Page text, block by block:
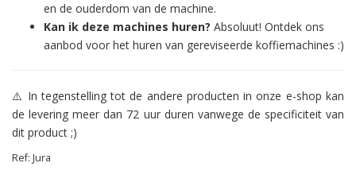
en de ouderdom van de machine.
Kan ik deze machines huren? Absoluut! Ontdek ons
aanbod voor het huren van gereviseerde koffiemachines :)
⚠️ In tegenstelling tot de andere producten in onze e-shop kan
de levering meer dan 72 uur duren vanwege de specificiteit van
dit product ;)
Ref: Jura